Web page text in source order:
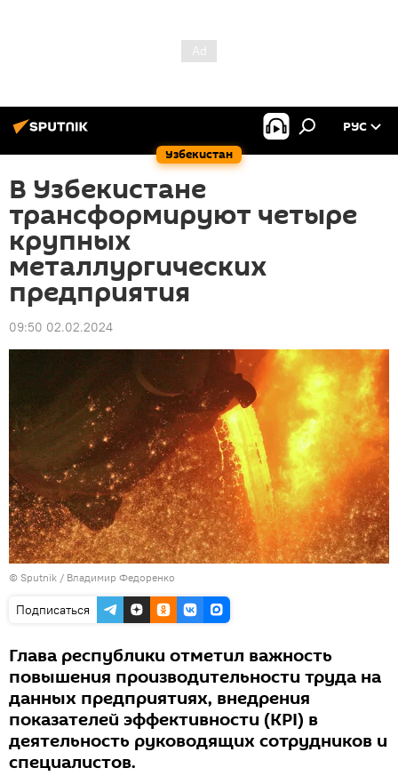
Узбекистан
РУС
В Узбекистане
трансформируют четыре
крупных
металлургических
предприятия
09:50 02.02.2024
© Sputnik / Владимир Федоренко
Подписаться
Глава республики отметил важность
повышения производительности труда на
данных предприятиях, внедрения
показателей эффективности (KPI) в
деятельность руководящих сотрудников и
специалистов.